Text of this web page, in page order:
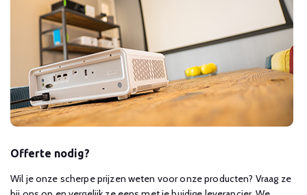
Offerte nodig?
Wil je onze scherpe prijzen weten voor onze producten? Vraag ze